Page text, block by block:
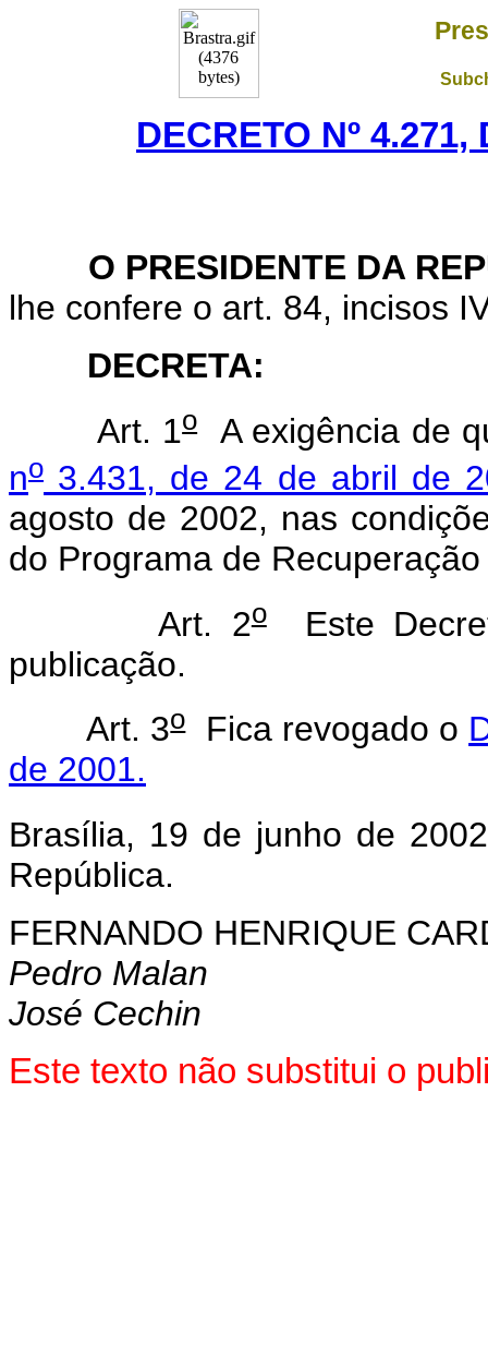
DECRETO Nº
O PRESIDENTE DA
lhe confere o art. 84, incisos
DECRETA:
Art. 1oA exigência de
no 3.431, de 24 de abril de
agosto de 2002, nas
do Programa de
Art. 2oEste
publicação.
Art. 3oFica revogado o
de 2001.
Brasília, 19 de junho de
República.
FERNANDO HENRIQUE
Pedro Malan
José Cechin
Este texto não substitui o